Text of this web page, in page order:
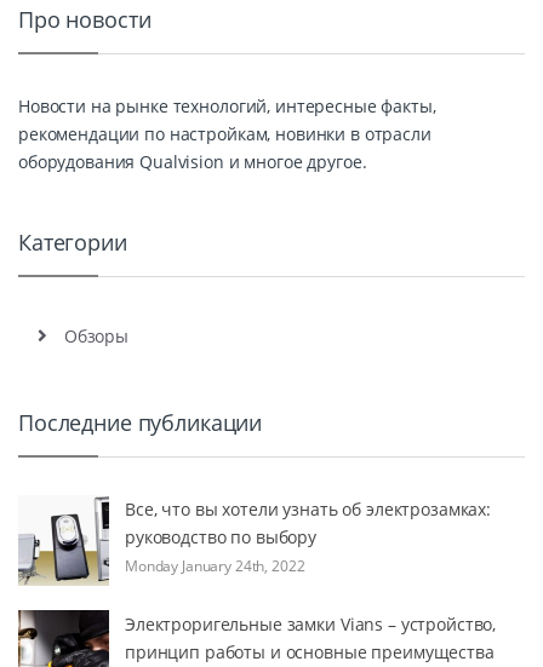
Про новости
Новости на рынке технологий, интересные факты,
рекомендации по настройкам, новинки в отрасли
оборудования Qualvision и многое другое.
Категории
Обзоры
Последние публикации
Все, что вы хотели узнать об электрозамках:
руководство по выбору
Monday January 24th, 2022
Электроригельные замки Vians – устройство,
принцип работы и основные преимущества